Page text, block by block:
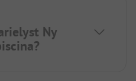
Ny